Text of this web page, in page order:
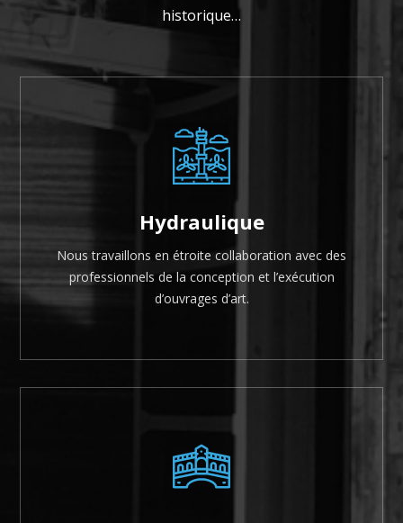
historique…
Hydraulique
Nous travaillons en étroite collaboration avec des
professionnels de la conception et l’exécution
d’ouvrages d’art.